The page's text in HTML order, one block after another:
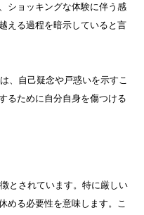
ショッキングな体験に伴う感
える過程を暗示していると言
、自己疑念や戸惑いを示すこ
るために自分自身を傷つける
とされています。特に厳しい
める必要性を意味します。こ